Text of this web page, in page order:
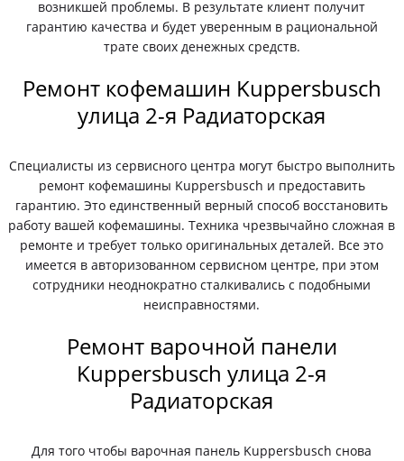
возникшей проблемы. В результате клиент получит
гарантию качества и будет уверенным в рациональной
трате своих денежных средств.
Ремонт кофемашин Kuppersbusch
улица 2-я Радиаторская
Специалисты из сервисного центра могут быстро выполнить
ремонт кофемашины Kuppersbusch и предоставить
гарантию. Это единственный верный способ восстановить
работу вашей кофемашины. Техника чрезвычайно сложная в
ремонте и требует только оригинальных деталей. Все это
имеется в авторизованном сервисном центре, при этом
сотрудники неоднократно сталкивались с подобными
неисправностями.
Ремонт варочной панели
Kuppersbusch улица 2-я
Радиаторская
Для того чтобы варочная панель Kuppersbusch снова